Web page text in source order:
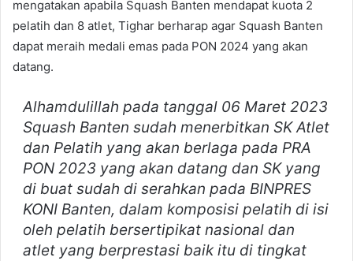
mengatakan apabila Squash Banten mendapat kuota 2
pelatih dan 8 atlet, Tighar berharap agar Squash Banten
dapat meraih medali emas pada PON 2024 yang akan
datang.
Alhamdulillah pada tanggal 06 Maret 2023
Squash Banten sudah menerbitkan SK Atlet
dan Pelatih yang akan berlaga pada PRA
PON 2023 yang akan datang dan SK yang
di buat sudah di serahkan pada BINPRES
KONI Banten, dalam komposisi pelatih di isi
oleh pelatih bersertipikat nasional dan
atlet yang berprestasi baik itu di tingkat